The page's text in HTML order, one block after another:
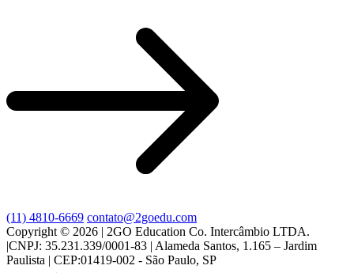
(11) 4810-6669 contato@2goedu.com
Copyright © 2026 | 2GO Education Co. Intercâmbio LTDA.
|CNPJ: 35.231.339/0001-83 | Alameda Santos, 1.165 – Jardim
Paulista | CEP:01419-002 - São Paulo, SP